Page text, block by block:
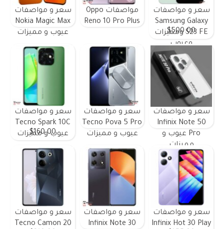
سعر و مواصفات
Samsung Galaxy
S23 FE ومميزات
وعيوب
$500.00
مواصفات Oppo
Reno 10 Pro Plus
سعر و مواصفات
Nokia Magic Max
عيوب و مميزات
سعر و مواصفات
Infinix Note 50
Pro عيوب و
مميزات
سعر و مواصفات
Tecno Pova 5 Pro
عيوب و مميزات
سعر و مواصفات
Tecno Spark 10C
عيوب و مميزات
$160.00
سعر و مواصفات
Infinix Hot 30 Play
سعر و مواصفات
Infinix Note 30
سعر و مواصفات
Tecno Camon 20